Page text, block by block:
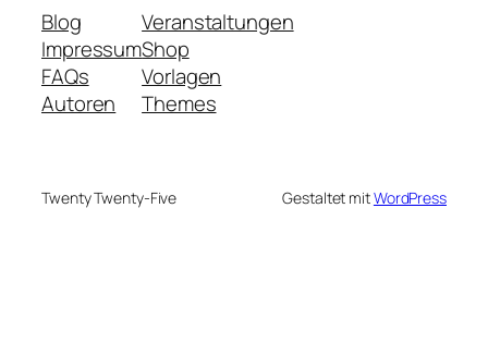
Blog
Impressum
FAQs
Autoren
Veranstaltungen
Shop
Vorlagen
Themes
Twenty Twenty-Five Gestaltet mitWordPress